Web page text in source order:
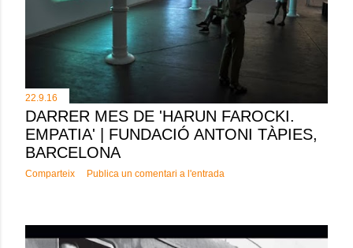
22.9.16
DARRER MES DE 'HARUN FAROCKI.
EMPATIA' | FUNDACIÓ ANTONI TÀPIES,
BARCELONA
Comparteix Publica un comentari a l'entrada